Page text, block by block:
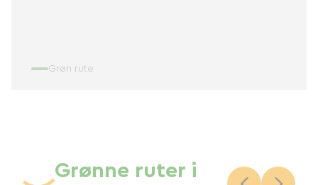
Grøn rute
Grønne ruter i